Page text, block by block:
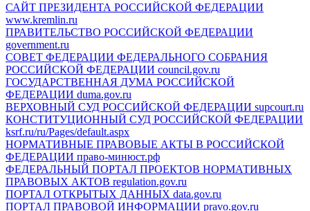
САЙТ ПРЕЗИДЕНТА РОССИЙСКОЙ ФЕДЕРАЦИИ
www.kremlin.ru
ПРАВИТЕЛЬСТВО РОССИЙСКОЙ ФЕДЕРАЦИИ
government.ru
СОВЕТ ФЕДЕРАЦИИ ФЕДЕРАЛЬНОГО СОБРАНИЯ
РОССИЙСКОЙ ФЕДЕРАЦИИ council.gov.ru
ГОСУДАРСТВЕННАЯ ДУМА РОССИЙСКОЙ
ФЕДЕРАЦИИ duma.gov.ru
ВЕРХОВНЫЙ СУД РОССИЙСКОЙ ФЕДЕРАЦИИ supcourt.ru
КОНСТИТУЦИОННЫЙ СУД РОССИЙСКОЙ ФЕДЕРАЦИИ
ksrf.ru/ru/Pages/default.aspx
НОРМАТИВНЫЕ ПРАВОВЫЕ АКТЫ В РОССИЙСКОЙ
ФЕДЕРАЦИИ право-минюст.рф
ФЕДЕРАЛЬНЫЙ ПОРТАЛ ПРОЕКТОВ НОРМАТИВНЫХ
ПРАВОВЫХ АКТОВ regulation.gov.ru
ПОРТАЛ ОТКРЫТЫХ ДАННЫХ data.gov.ru
ПОРТАЛ ПРАВОВОЙ ИНФОРМАЦИИ pravo.gov.ru